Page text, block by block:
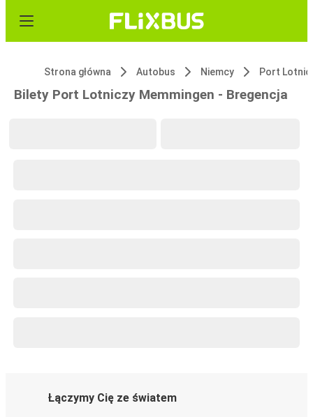
Strona główna Autobus Niemcy
Bilety Port Lotniczy Memmingen - Bregencja
Łączymy Cię ze światem